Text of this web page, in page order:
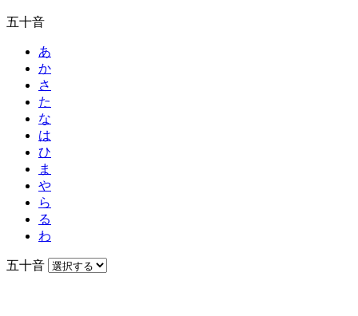
五十音
あ
か
さ
た
な
は
ひ
ま
や
ら
る
わ
五十音